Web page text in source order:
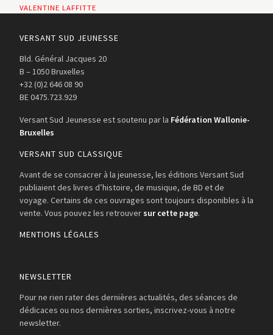
VALENTINE LAFFITTE
VERSANT SUD JEUNESSE
Bld. Général Jacques 20
B – 1050 Bruxelles
+32 (0)2 646 08 90
BE 0475.723.929
Versant Sud Jeunesse est soutenu par la Fédération Wallonie-
Bruxelles
VERSANT SUD CLASSIQUE
Avant de se consacrer à la jeunesse, les éditions Versant Sud
publiaient des livres d’histoire, de musique, de BD et de
voyage. Certains de ces ouvrages sont toujours disponibles à la
vente. Vous pouvez les retrouver sur cette page.
MENTIONS LÉGALES
NEWSLETTER
Pour ne rien rater des dernières actualités, des séances de
dédicaces ou nos dernières sorties, inscrivez-vous à notre
newsletter.